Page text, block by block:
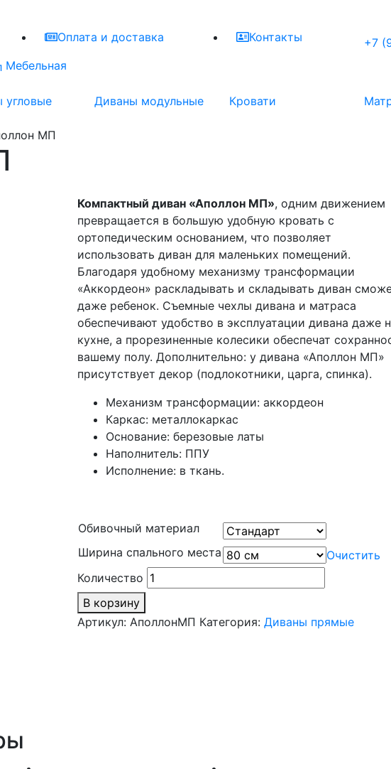
Оплата и доставка Контакты
+7
Мебельная
угловые Диваны модульные Кровати
МП
Компактный диван «Аполлон МП», одним движением
превращается в большую удобную кровать с
ортопедическим основанием, что позволяет
использовать диван для маленьких помещений.
Благодаря удобному механизму трансформации
«Аккордеон» раскладывать и складывать диван
даже ребенок. Съемные чехлы дивана и матраса
обеспечивают удобство в эксплуатации дивана даже
кухне, а прорезиненные колесики обеспечат
вашему полу. Дополнительно: у дивана «Аполлон МП»
присутствует декор (подлокотники, царга, спинка).
Механизм трансформации: аккордеон
Каркас: металлокаркас
Основание: березовые латы
Наполнитель: ППУ
Исполнение: в ткань.
Обивочный материал
Ширина спального места
Очистить
Количество
В корзину
Артикул: АполлонМП Категория:Диваны прямые